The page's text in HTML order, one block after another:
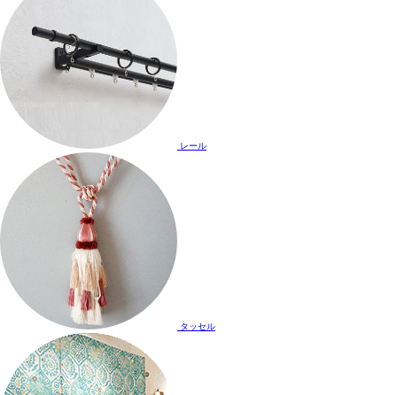
レール
タッセル